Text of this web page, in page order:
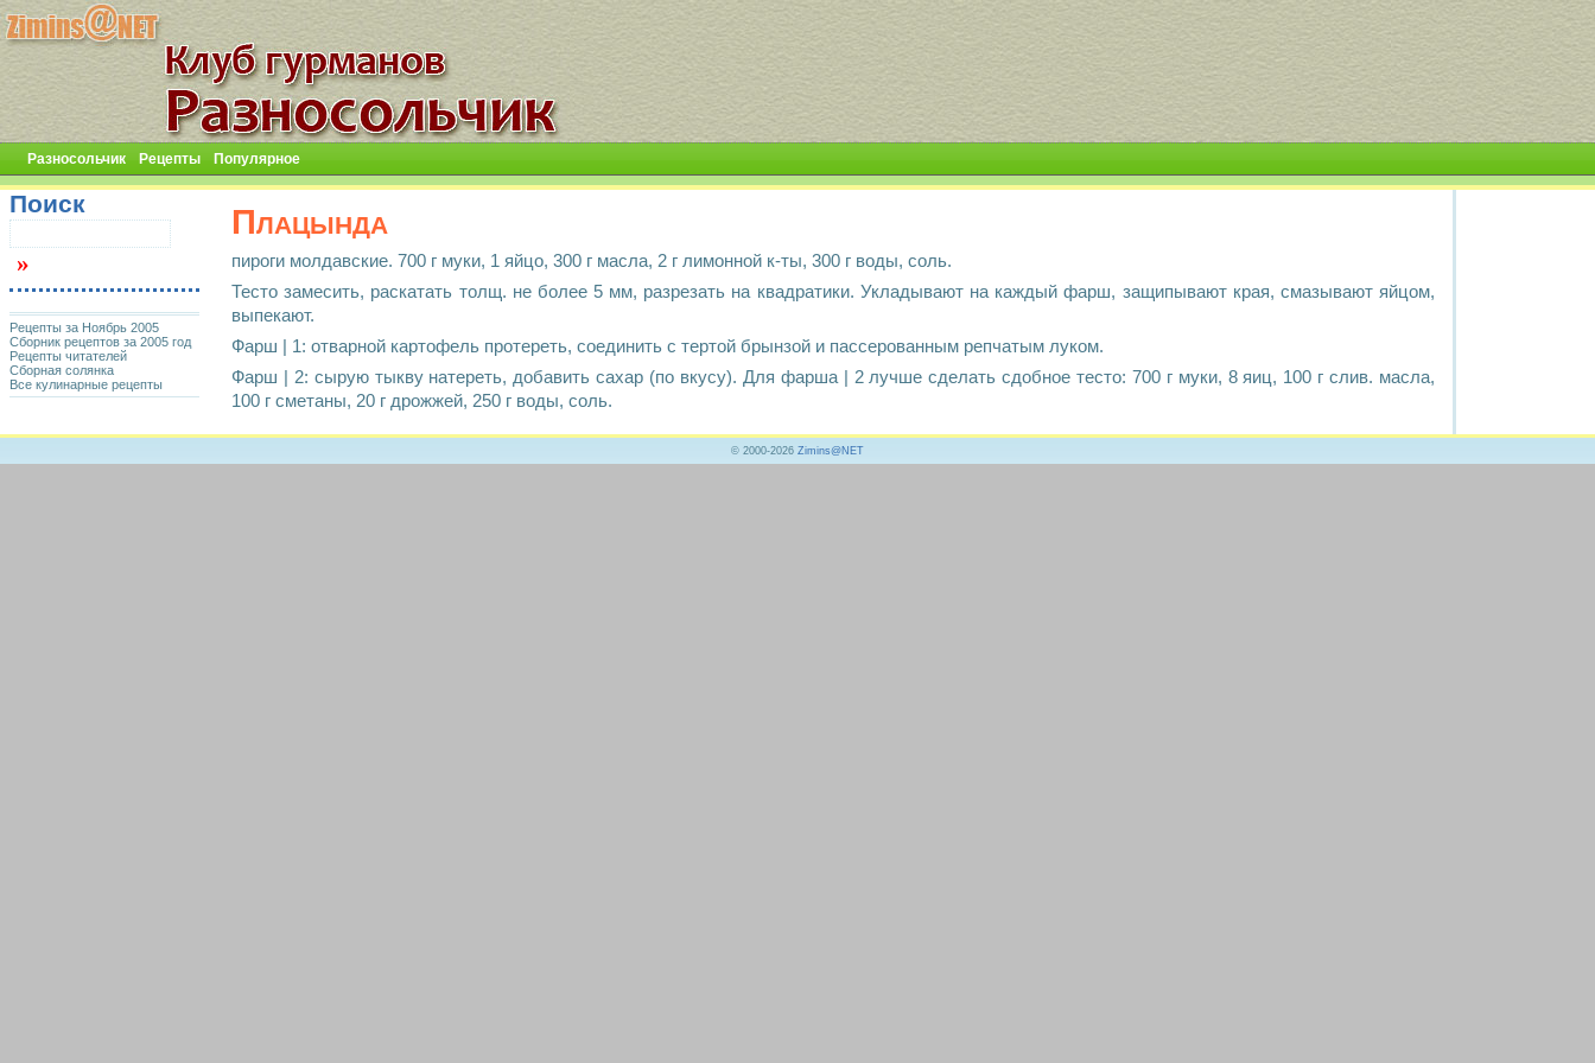
Разносольчик Рецепты Популярное
Плацында
пироги молдавские. 700 г муки, 1 яйцо, 300 г масла, 2 г лимонной к-ты, 300 г воды, соль.
Тесто замесить, раскатать толщ. не более 5 мм, разрезать на квадратики. Укладывают на каждый фарш, защипывают края, смазывают яйцом,
выпекают.
Фарш | 1: отварной картофель протереть, соединить с тертой брынзой и пассерованным репчатым луком.
Фарш | 2: сырую тыкву натереть, добавить сахар (по вкусу). Для фарша | 2 лучше сделать сдобное тесто: 700 г муки, 8 яиц, 100 г слив. масла,
100 г сметаны, 20 г дрожжей, 250 г воды, соль.
Поиск
Рецепты за Ноябрь 2005
Сборник рецептов за 2005 год
Рецепты читателей
Сборная солянка
Все кулинарные рецепты
© 2000-2026 Zimins@NET